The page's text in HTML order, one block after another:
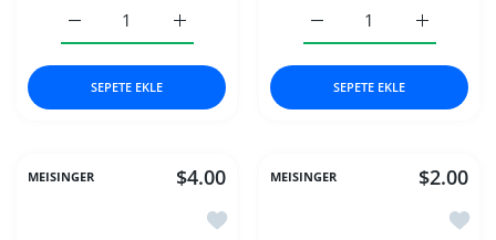
Meisinger Düz Fisür 36 (006-031) 006 için
Meisinger Düz Fisür 36 (006-031) 006 için adedi artırın
SEPETE EKLE
Meisinger İçi Boş
SEPETE EKLE
MEISINGER $4.00
İstek listesine ekle Meisinger Konik
MEISINGER $2.00
İstek